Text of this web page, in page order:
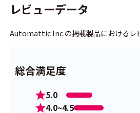
レビューデータ
Automattic Inc.の掲載製品におけるレ
総合満足度
5.0
4.0~4.5